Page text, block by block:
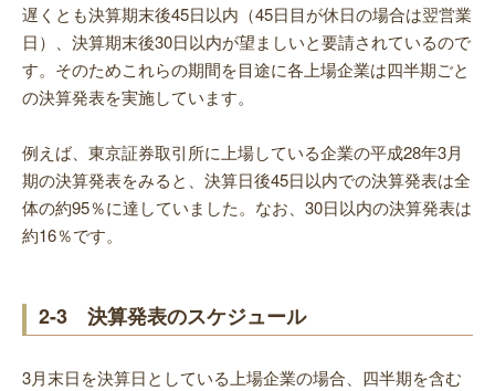
遅くとも決算期末後45日以内（45日目が休日の場合は翌営業
日）、決算期末後30日以内が望ましいと要請されているので
す。そのためこれらの期間を目途に各上場企業は四半期ごと
の決算発表を実施しています。
例えば、東京証券取引所に上場している企業の平成28年3月
期の決算発表をみると、決算日後45日以内での決算発表は全
体の約95％に達していました。なお、30日以内の決算発表は
約16％です。
2-3 決算発表のスケジュール
3月末日を決算日としている上場企業の場合、四半期を含む